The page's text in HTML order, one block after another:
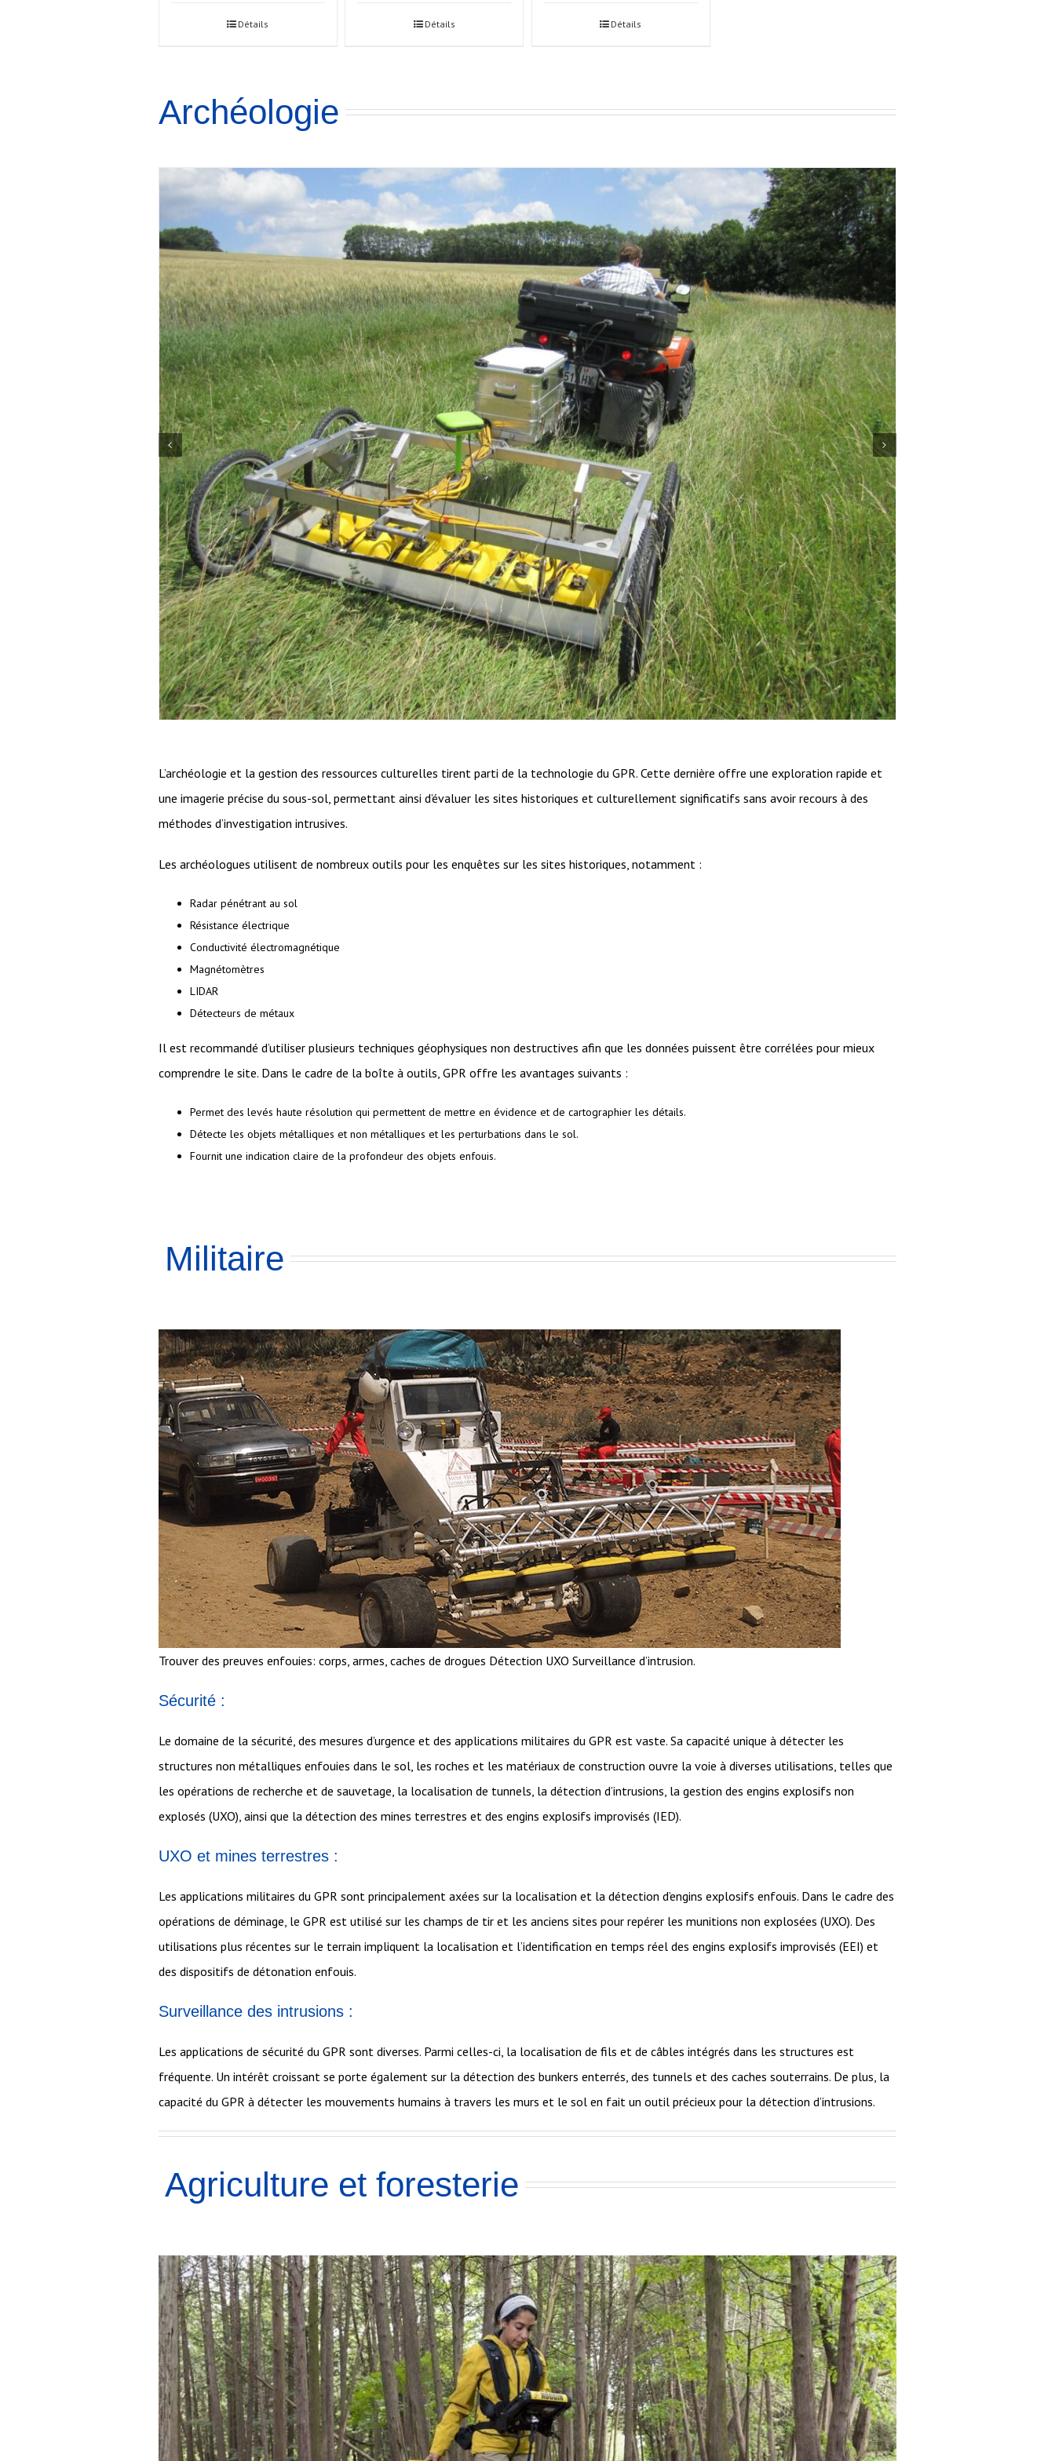
Détails Détails Détails
Archéologie
L’archéologie et la gestion des ressources culturelles tirent parti de la technologie du GPR. Cette dernière offre une exploration rapide et
une imagerie précise du sous-sol, permettant ainsi d’évaluer les sites historiques et culturellement significatifs sans avoir recours à des
méthodes d’investigation intrusives.
Les archéologues utilisent de nombreux outils pour les enquêtes sur les sites historiques, notamment :
Radar pénétrant au sol
Résistance électrique
Conductivité électromagnétique
Magnétomètres
LIDAR
Détecteurs de métaux
Il est recommandé d’utiliser plusieurs techniques géophysiques non destructives afin que les données puissent être corrélées pour mieux
comprendre le site. Dans le cadre de la boîte à outils, GPR offre les avantages suivants :
Permet des levés haute résolution qui permettent de mettre en évidence et de cartographier les détails.
Détecte les objets métalliques et non métalliques et les perturbations dans le sol.
Fournit une indication claire de la profondeur des objets enfouis.
Militaire
Trouver des preuves enfouies: corps, armes, caches de drogues Détection UXO Surveillance d’intrusion.
Sécurité :
Le domaine de la sécurité, des mesures d’urgence et des applications militaires du GPR est vaste. Sa capacité unique à détecter les
structures non métalliques enfouies dans le sol, les roches et les matériaux de construction ouvre la voie à diverses utilisations, telles que
les opérations de recherche et de sauvetage, la localisation de tunnels, la détection d’intrusions, la gestion des engins explosifs non
explosés (UXO), ainsi que la détection des mines terrestres et des engins explosifs improvisés (IED).
UXO et mines terrestres :
Les applications militaires du GPR sont principalement axées sur la localisation et la détection d’engins explosifs enfouis. Dans le cadre des
opérations de déminage, le GPR est utilisé sur les champs de tir et les anciens sites pour repérer les munitions non explosées (UXO). Des
utilisations plus récentes sur le terrain impliquent la localisation et l’identification en temps réel des engins explosifs improvisés (EEI) et
des dispositifs de détonation enfouis.
Surveillance des intrusions :
Les applications de sécurité du GPR sont diverses. Parmi celles-ci, la localisation de fils et de câbles intégrés dans les structures est
fréquente. Un intérêt croissant se porte également sur la détection des bunkers enterrés, des tunnels et des caches souterrains. De plus, la
capacité du GPR à détecter les mouvements humains à travers les murs et le sol en fait un outil précieux pour la détection d’intrusions.
Agriculture et foresterie